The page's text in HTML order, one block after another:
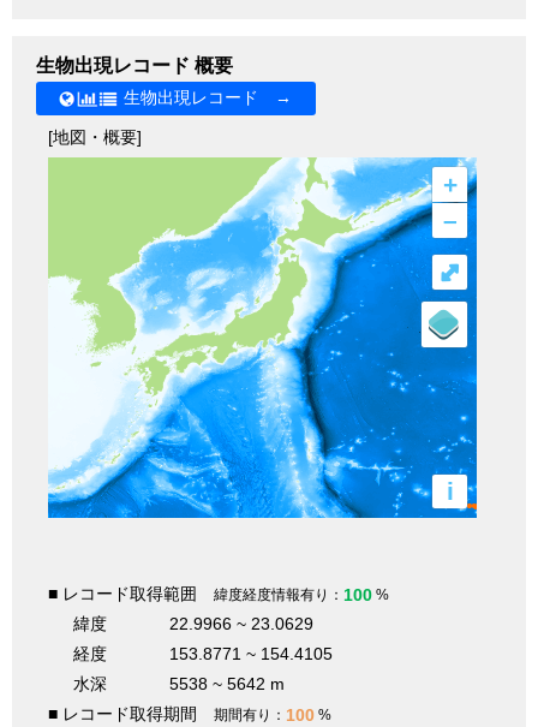
生物出現レコード 概要
生物出現レコード →
[地図・概要]
+
–
i
⤢
■ レコード取得範囲 緯度経度情報有り： 100 %
緯度
22.9966 ~ 23.0629
経度
153.8771 ~ 154.4105
水深
5538 ~ 5642 m
■ レコード取得期間
期間有り： 100 %